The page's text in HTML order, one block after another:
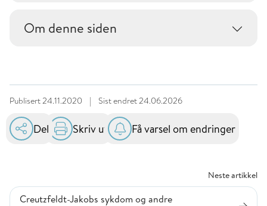
Om denne siden
Publisert24.11.2020 | Sist endret24.06.2026
Del Skriv ut Få varsel om endringer
Neste artikkel
Creutzfeldt-Jakobs sykdom og andre